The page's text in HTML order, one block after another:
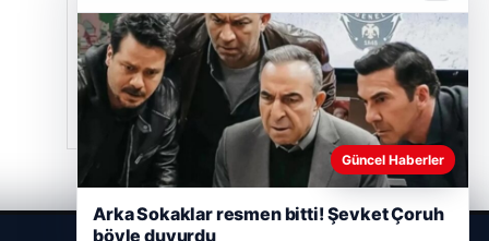
Hastaş Beton
05/26/2026
Güncel Haberler
Arka Sokaklar resmen bitti! Şevket Çoruh
böyle duyurdu